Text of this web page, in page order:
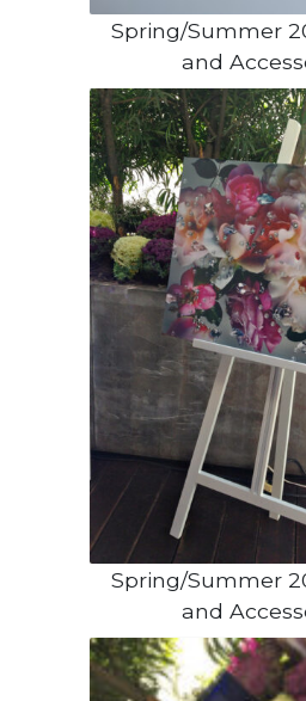
Spring/Summer
and
Spring/Summer
and